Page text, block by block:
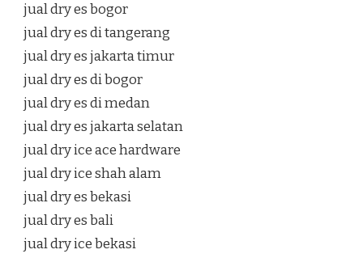
jual dry es bogor
jual dry es di tangerang
jual dry es jakarta timur
jual dry es di bogor
jual dry es di medan
jual dry es jakarta selatan
jual dry ice ace hardware
jual dry ice shah alam
jual dry es bekasi
jual dry es bali
jual dry ice bekasi